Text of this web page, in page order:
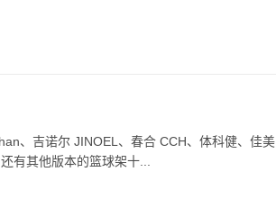
、吉诺尔 JINOEL、春合 CCH、体科健、佳美
有其他版本的篮球架十...